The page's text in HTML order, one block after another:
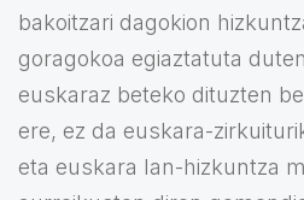
bakoitzari dagokion
goragokoa egiaztatuta
euskaraz beteko dituzten
ere, ez da euskara-
eta euskara lan-hizkuntza